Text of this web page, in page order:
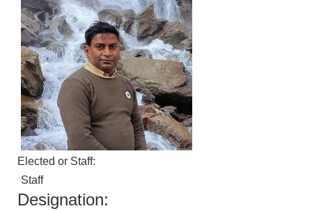
Elected or Staff:
Staff
Designation: